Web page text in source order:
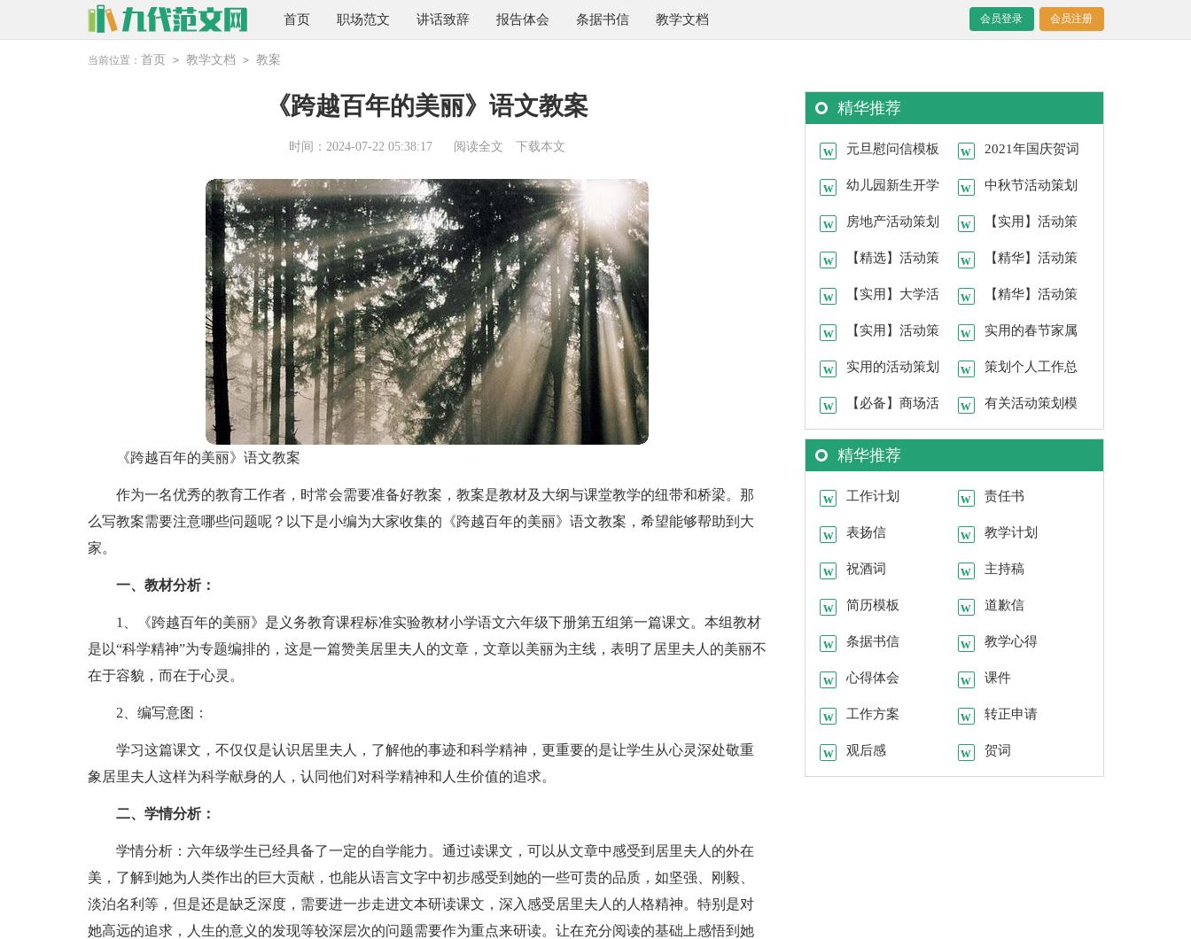
首页 职场范文 讲话致辞 报告体会 条据书信 教学文档 会员登录 会员注册
当前位置： 首页 > 教学文档 > 教案
《跨越百年的美丽》语文教案
时间：2024-07-22 05:38:17 阅读全文 下载本文
《跨越百年的美丽》语文教案
作为一名优秀的教育工作者，时常会需要准备好教案，教案是教材及大纲与课堂教学的纽带和桥梁。那
么写教案需要注意哪些问题呢？以下是小编为大家收集的《跨越百年的美丽》语文教案，希望能够帮助到大
家。
一、教材分析：
1、《跨越百年的美丽》是义务教育课程标准实验教材小学语文六年级下册第五组第一篇课文。本组教材
是以“科学精神”为专题编排的，这是一篇赞美居里夫人的文章，文章以美丽为主线，表明了居里夫人的美丽不
在于容貌，而在于心灵。
2、编写意图：
学习这篇课文，不仅仅是认识居里夫人，了解他的事迹和科学精神，更重要的是让学生从心灵深处敬重
象居里夫人这样为科学献身的人，认同他们对科学精神和人生价值的追求。
二、学情分析：
学情分析：六年级学生已经具备了一定的自学能力。通过读课文，可以从文章中感受到居里夫人的外在
美，了解到她为人类作出的巨大贡献，也能从语言文字中初步感受到她的一些可贵的品质，如坚强、刚毅、
淡泊名利等，但是还是缺乏深度，需要进一步走进文本研读课文，深入感受居里夫人的人格精神。特别是对
她高远的追求，人生的意义的发现等较深层次的问题需要作为重点来研读。让在充分阅读的基础上感悟到她
精华推荐
元旦慰问信模板
锦集十篇
2021年国庆贺词
集锦48条
幼儿园新生开学
典礼主持稿
中秋节活动策划
集合七篇
房地产活动策划
范文集合八篇
【实用】活动策
划方案模板锦集五篇
【精选】活动策
划范文合集七篇
【精华】活动策
划8篇
【实用】大学活
动策划七篇
【精华】活动策
划方案模板锦集九篇
【实用】活动策
划9篇
实用的春节家属
慰问信4篇
实用的活动策划
范文汇编六篇
策划个人工作总
结模板五篇
【必备】商场活
动策划模板汇编9篇
有关活动策划模
板集锦九篇
精华推荐
工作计划 责任书
表扬信 教学计划
祝酒词 主持稿
简历模板 道歉信
条据书信 教学心得
心得体会 课件
工作方案 转正申请
观后感 贺词